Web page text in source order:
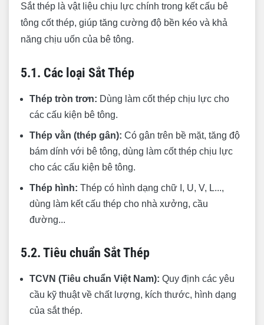
Sắt thép là vật liệu chịu lực chính trong kết cấu bê
tông cốt thép, giúp tăng cường độ bền kéo và khả
năng chịu uốn của bê tông.
5.1. Các loại Sắt Thép
Thép tròn trơn: Dùng làm cốt thép chịu lực cho
các cấu kiện bê tông.
Thép vằn (thép gân): Có gân trên bề mặt, tăng độ
bám dính với bê tông, dùng làm cốt thép chịu lực
cho các cấu kiện bê tông.
Thép hình: Thép có hình dạng chữ I, U, V, L...,
dùng làm kết cấu thép cho nhà xưởng, cầu
đường...
5.2. Tiêu chuẩn Sắt Thép
TCVN (Tiêu chuẩn Việt Nam): Quy định các yêu
cầu kỹ thuật về chất lượng, kích thước, hình dạng
của sắt thép.